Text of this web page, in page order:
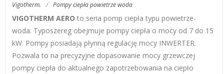
Vigotherm. / Pompy ciepła powietrze woda
VIGOTHERM AERO to seria pomp ciepła typu powietrze-
woda. Typoszereg obejmuje pompy ciepła o mocy od 7 do 15
kW. Pompy posiadają płynną regulację mocy INWERTER.
Pozwala to na precyzyjne dopasowanie mocy grzewczej
pompy ciepła do aktualnego zapotrzebowania na ciepło